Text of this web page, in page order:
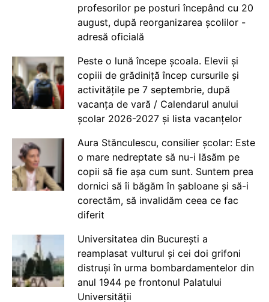
profesorilor pe posturi începând cu 20
august, după reorganizarea școlilor -
adresă oficială
Peste o lună începe școala. Elevii și
copiii de grădiniță încep cursurile și
activitățile pe 7 septembrie, după
vacanța de vară / Calendarul anului
școlar 2026-2027 și lista vacanțelor
Aura Stănculescu, consilier școlar: Este
o mare nedreptate să nu-i lăsăm pe
copii să fie așa cum sunt. Suntem prea
dornici să îi băgăm în șabloane și să-i
corectăm, să invalidăm ceea ce fac
diferit
Universitatea din București a
reamplasat vulturul și cei doi grifoni
distruși în urma bombardamentelor din
anul 1944 pe frontonul Palatului
Universității